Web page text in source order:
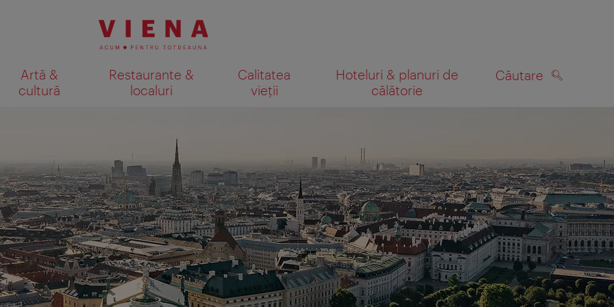
Artă &
cultură
Restaurante &
localuri
Calitatea
vieții
Hoteluri & planuri de
călătorie
Căutare